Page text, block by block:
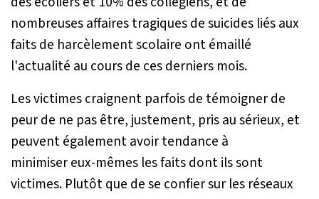
nombreuses affaires tragiques de suicides liés aux
faits de harcèlement scolaire ont émaillé
l'actualité au cours de ces derniers mois.
Les victimes craignent parfois de témoigner de
peur de ne pas être, justement, pris au sérieux, et
peuvent également avoir tendance à
minimiser eux-mêmes les faits dont ils sont
victimes. Plutôt que de se confier sur les réseaux